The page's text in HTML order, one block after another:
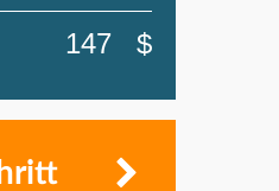
147 $